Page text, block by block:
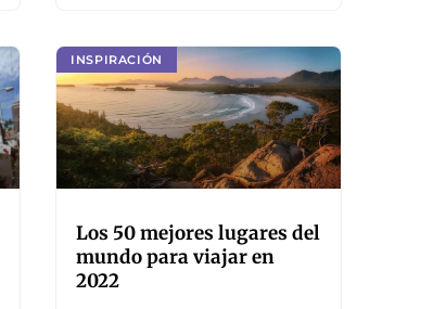
INSPIRACIÓN
Los 50 mejores lugares del
mundo para viajar en
2022